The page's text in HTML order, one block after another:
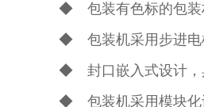
◆ 包装有色标的包装
◆ 包装机采用步进电
◆ 封口嵌入式设计，
◆ 包装机采用模块化